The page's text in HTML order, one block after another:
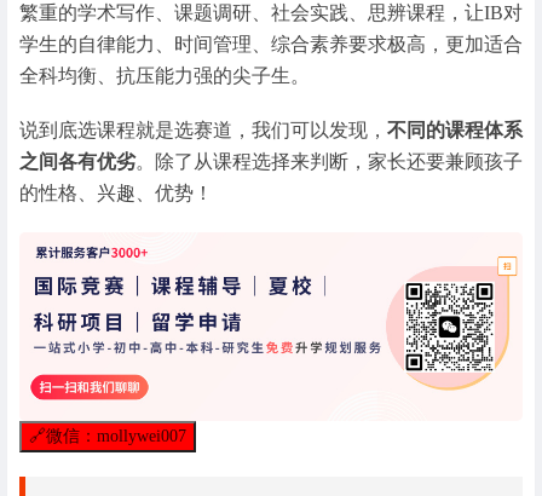
繁重的学术写作、课题调研、社会实践、思辨课程，让IB对
学生的自律能力、时间管理、综合素养要求极高，更加适合
全科均衡、抗压能力强的尖子生。
说到底选课程就是选赛道，我们可以发现， 不同的课程体系
之间各有优劣。除了从课程选择来判断，家长还要兼顾孩子
的性格、兴趣、优势！
🔗微信：mollywei007